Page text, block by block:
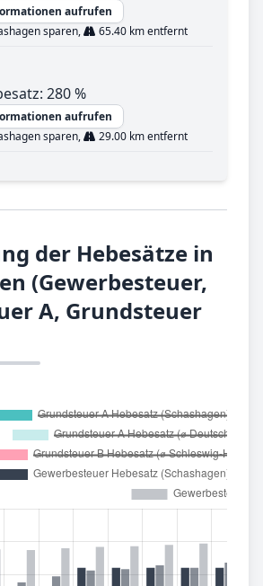
aufrufen
sparen,
65.40 km entfernt
280 %
aufrufen
sparen,
29.00 km entfernt
der Hebesätze in
(Gewerbesteuer,
A, Grundsteuer